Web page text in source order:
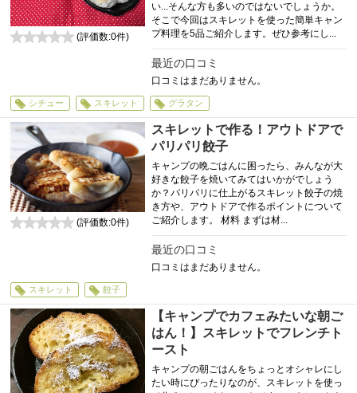
い...そんな方も多いのではないでしょうか。
そこで今回はスキレットを使った簡単キャン
プ料理を5品ご紹介します。ぜひ参考にし...
最近の口コミ
口コミはまだありません。
(評価数:0件)
シチュー スキレット グラタン
スキレットで作る！アウトドアで
パリパリ餃子
キャンプの晩ごはんに困ったら、みんなが大
好きな餃子を焼いてみてはいかがでしょう
か？パリパリに仕上がるスキレット餃子の焼
き方や、アウトドアで作るポイントについて
ご紹介します。 材料 まずは材...
最近の口コミ
口コミはまだありません。
(評価数:0件)
スキレット 餃子
【キャンプでカフェみたいな朝ご
はん！】スキレットでフレンチト
ースト
キャンプの朝ごはんをちょっとオシャレにし
たい時にぴったりなのが、スキレットを使っ